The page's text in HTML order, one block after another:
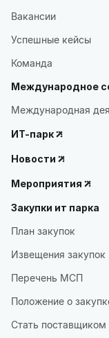
Вакансии
Успешные кейсы
Команда
Международное
Международная
ИТ-парк
Новости
Мероприятия
Закупки ит парка
План закупок
Извещения закупок
Перечень МСП
Положение о
Стать поставщиком